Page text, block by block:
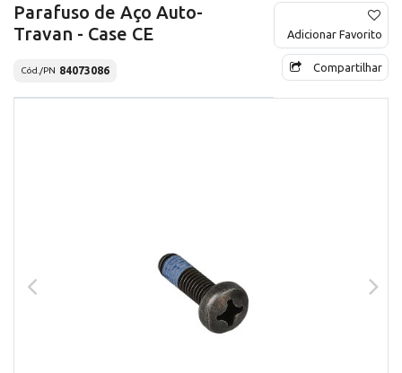
Parafuso de Aço Auto-
Travan - Case CE
Cód./PN 84073086
Adicionar Favorito
Compartilhar